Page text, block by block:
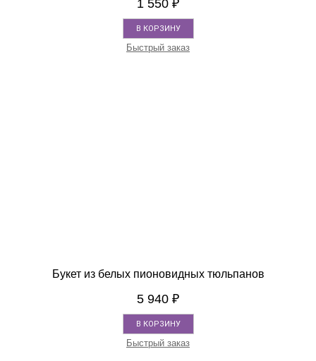
1 550 ₽
В КОРЗИНУ
Быстрый заказ
Букет из белых пионовидных тюльпанов
5 940 ₽
В КОРЗИНУ
Быстрый заказ